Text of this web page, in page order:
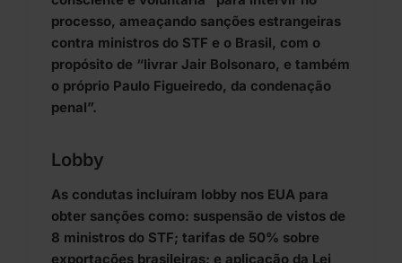
processo, ameaçando sanções estrangeiras
contra ministros do STF e o Brasil, com o
propósito de “livrar Jair Bolsonaro, e também
o próprio Paulo Figueiredo, da condenação
penal”.
Lobby
As condutas incluíram lobby nos EUA para
obter sanções como: suspensão de vistos de
8 ministros do STF; tarifas de 50% sobre
exportações brasileiras; e aplicação da Lei